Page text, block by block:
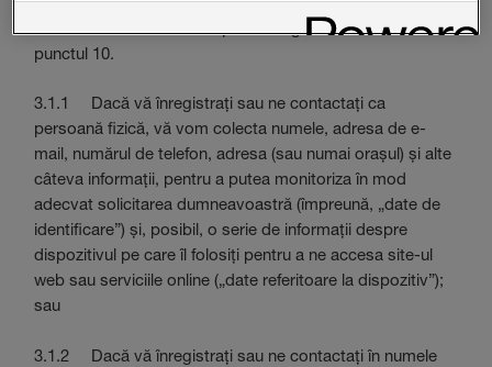
modulele noastre cookie și tehnologiile de urmărire la
punctul 10.
3.1.1 Dacă vă înregistrați sau ne contactați ca
persoană fizică, vă vom colecta numele, adresa de e-
mail, numărul de telefon, adresa (sau numai orașul) și alte
câteva informații, pentru a putea monitoriza în mod
adecvat solicitarea dumneavoastră (împreună, „date de
identificare”) și, posibil, o serie de informații despre
dispozitivul pe care îl folosiți pentru a ne accesa site-ul
web sau serviciile online („date referitoare la dispozitiv”);
sau
3.1.2 Dacă vă înregistrați sau ne contactați în numele